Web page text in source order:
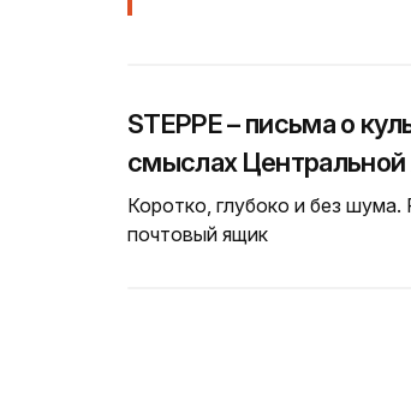
STEPPE – письма о
смыслах Центральной
Коротко, глубоко и без
почтовый ящик